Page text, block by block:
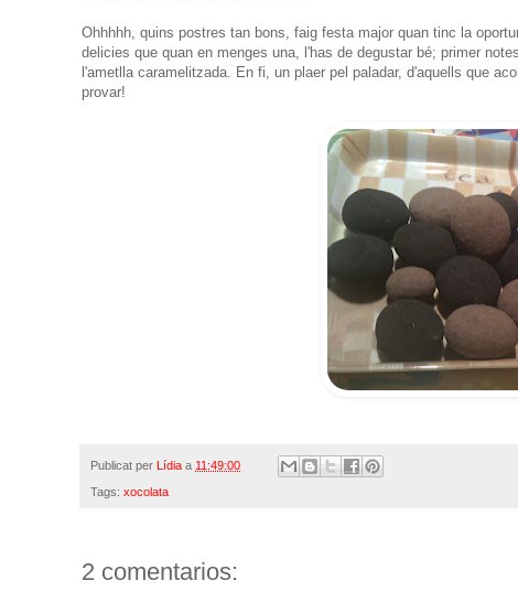
Ohhhhh, quins postres tan bons, faig festa major quan tinc la
delicies que quan en menges una, l'has de degustar bé; primer
l'ametlla caramelitzada. En fi, un plaer pel paladar, d'aquells que
provar!
Publicat per Lídia a 11:49:00
Tags: xocolata
2 comentarios: